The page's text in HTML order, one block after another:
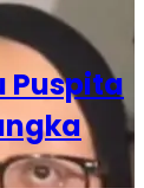
Puspita